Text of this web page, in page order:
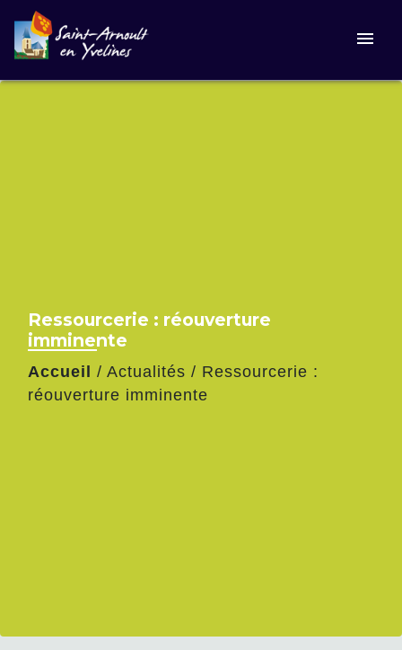
menu
Ressourcerie : réouverture
imminente
Accueil / Actualités / Ressourcerie :
réouverture imminente